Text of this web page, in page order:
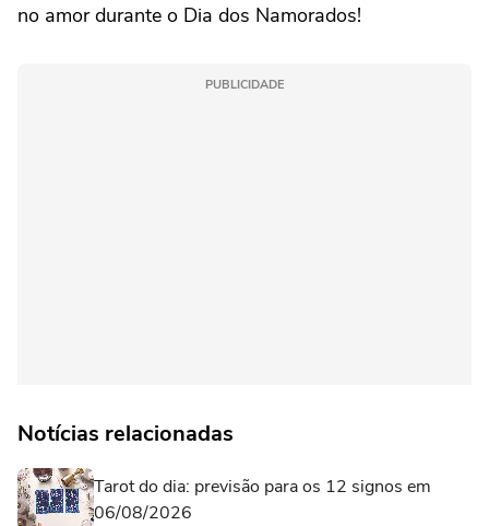
no amor durante o Dia dos Namorados!
PUBLICIDADE
Notícias relacionadas
Tarot do dia: previsão para os 12 signos em
06/08/2026